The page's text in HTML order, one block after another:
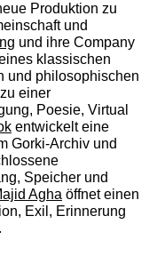
Produktion zu
und
und ihre Company
klassischen
und philosophischen
einer
Poesie, Virtual
entwickelt eine
Gorki-Archiv und
Speicher und
Aghaöffnet einen
Exil, Erinnerung